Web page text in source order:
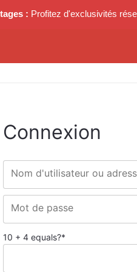
: Profitez d'exclusivités
Connexion
Nom d'utilisateur ou
Mot de passe
10 + 4 equals?*